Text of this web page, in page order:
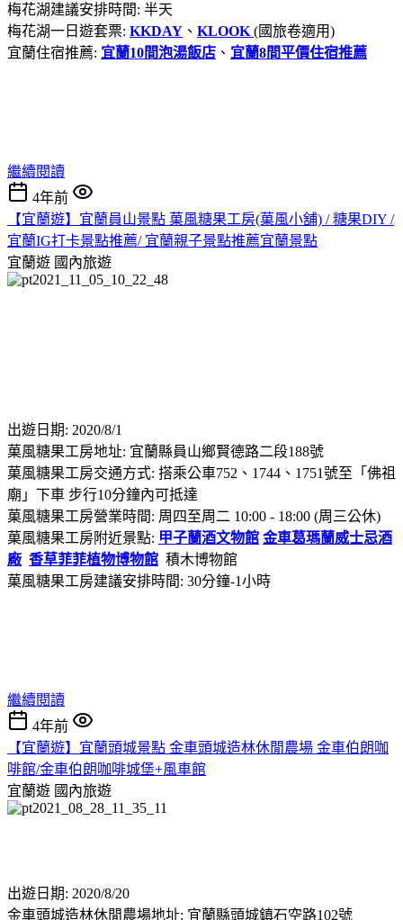
梅花湖建議安排時間: 半天
梅花湖一日遊套票: KKDAY 、 KLOOK (國旅卷適用)
宜蘭住宿推薦: 宜蘭10間泡湯飯店 、 宜蘭8間平價住宿推薦
繼續閱讀
4年前
【宜蘭遊】宜蘭員山景點 菓風糖果工房(菓風小舖) / 糖果DIY /
宜蘭IG打卡景點推薦/ 宜蘭親子景點推薦宜蘭景點
宜蘭遊 國內旅遊
出遊日期: 2020/8/1
菓風糖果工房地址: 宜蘭縣員山鄉賢德路二段188號
菓風糖果工房交通方式: 搭乘公車752、1744、1751號至「佛祖
廟」下車 步行10分鐘內可抵達
菓風糖果工房營業時間: 周四至周二 10:00 - 18:00 (周三公休)
菓風糖果工房附近景點: 甲子蘭酒文物館 金車葛瑪蘭威士忌酒
廠 香草菲菲植物博物館 積木博物館
菓風糖果工房建議安排時間: 30分鐘-1小時
繼續閱讀
4年前
【宜蘭遊】宜蘭頭城景點 金車頭城造林休閒農場 金車伯朗咖
啡館/金車伯朗咖啡城堡+風車館
宜蘭遊 國內旅遊
出遊日期: 2020/8/20
金車頭城造林休閒農場地址: 宜蘭縣頭城鎮石空路102號